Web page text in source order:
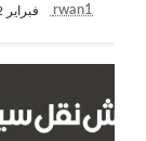
rwan1 فبراير 22, 2021